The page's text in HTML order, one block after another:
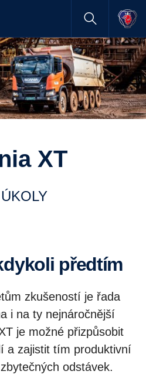
XT
předtím
zkušeností je řada
i na ty nejnáročnější
je možné přizpůsobit
a zajistit tím produktivní
odstávek.